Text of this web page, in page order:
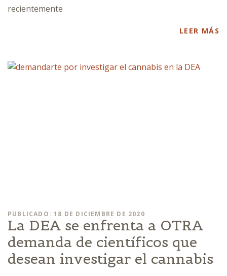
recientemente
LEER MÁS
PUBLICADO: 18 DE DICIEMBRE DE 2020
La DEA se enfrenta a OTRA
demanda de científicos que
desean investigar el cannabis